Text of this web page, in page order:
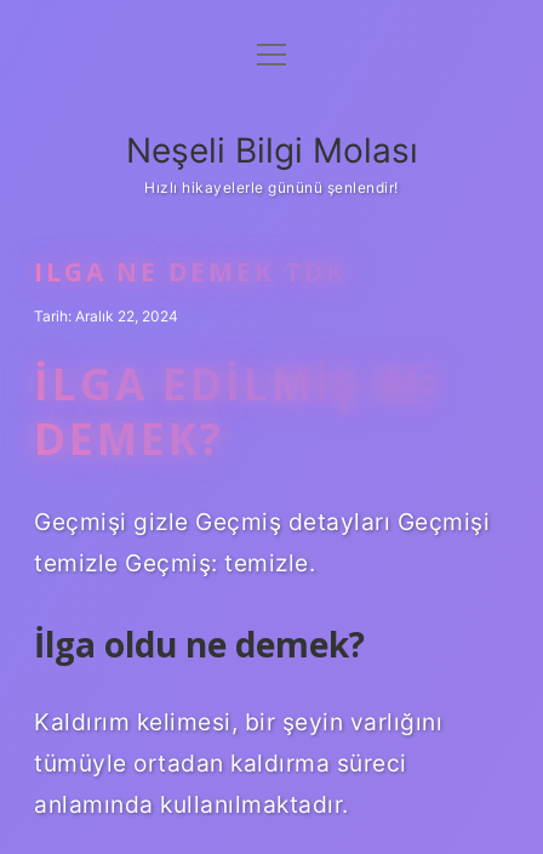
Anasayfa
Yasal Uyarı
menüyü
Neşeli Bilgi Molası
Hızlı hikayelerle gününü şenlendir!
ILGA NE DEMEK TDK
Tarih: Aralık 22, 2024
İLGA EDILMIŞ NE
DEMEK?
Geçmişi gizle Geçmiş detayları Geçmişi
temizle Geçmiş: temizle.
İlga oldu ne demek?
Kaldırım kelimesi, bir şeyin varlığını
tümüyle ortadan kaldırma süreci
anlamında kullanılmaktadır.